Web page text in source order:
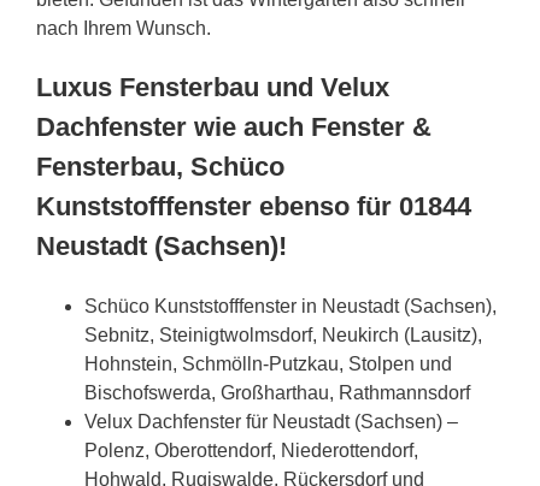
nach Ihrem Wunsch.
Luxus Fensterbau und Velux
Dachfenster wie auch Fenster &
Fensterbau, Schüco
Kunststofffenster ebenso für 01844
Neustadt (Sachsen)!
Schüco Kunststofffenster in Neustadt (Sachsen),
Sebnitz, Steinigtwolmsdorf, Neukirch (Lausitz),
Hohnstein, Schmölln-Putzkau, Stolpen und
Bischofswerda, Großharthau, Rathmannsdorf
Velux Dachfenster für Neustadt (Sachsen) –
Polenz, Oberottendorf, Niederottendorf,
Hohwald, Rugiswalde, Rückersdorf und